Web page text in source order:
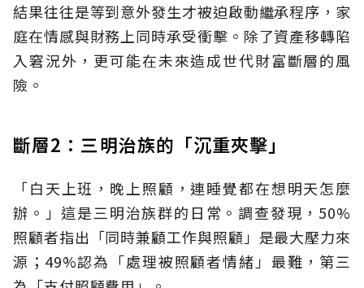
結果往往是等到意外發生才被迫啟動繼承程序，家
庭在情感與財務上同時承受衝擊。除了資產移轉陷
入窘況外，更可能在未來造成世代財富斷層的風
險。
斷層2：三明治族的「沉重夾擊」
「白天上班，晚上照顧，連睡覺都在想明天怎麼
辦。」這是三明治族群的日常。調查發現，50%
照顧者指出「同時兼顧工作與照顧」是最大壓力來
源；49%認為「處理被照顧者情緒」最難，第三